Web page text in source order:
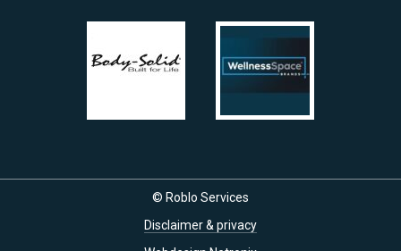
© Roblo Services
Disclaimer & privacy